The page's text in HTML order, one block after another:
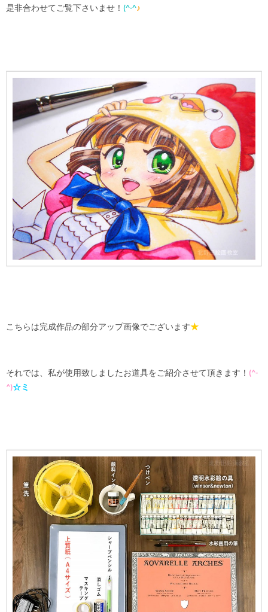
是非合わせてご覧下さいませ！ (^-^♪
こちらは完成作品の部分アップ画像でございます★
それでは、私が使用致しましたお道具をご紹介させて頂きます！ (^-
^)☆ミ